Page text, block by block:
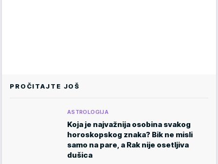
PROČITAJTE JOŠ
ASTROLOGIJA
Koja je najvažnija osobina svakog
horoskopskog znaka? Bik ne misli
samo na pare, a Rak nije osetljiva
dušica